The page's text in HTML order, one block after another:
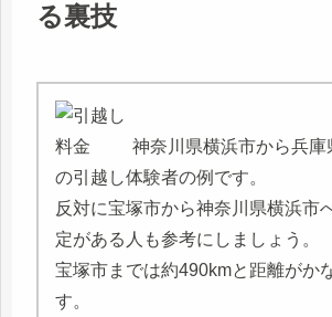
る裏技
神奈川県横浜市から兵庫
の引越し体験者の例です。
反対に宝塚市から神奈川県横浜市
定がある人も参考にしましょう。
宝塚市までは約490kmと距離がか
す。